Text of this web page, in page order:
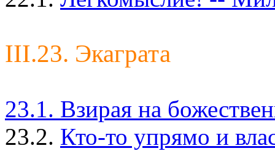
III.23. Экаграта
23.1. Взирая на
23.2. Кто-то упрямо и